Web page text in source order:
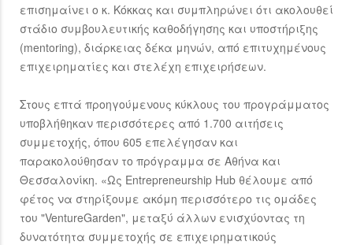
επισημαίνει ο κ. Κόκκας και συμπληρώνει ότι ακολουθεί
στάδιο συμβουλευτικής καθοδήγησης και υποστήριξης
(mentoring), διάρκειας δέκα μηνών, από επιτυχημένους
επιχειρηματίες και στελέχη επιχειρήσεων.
Στους επτά προηγούμενους κύκλους του προγράμματος
υποβλήθηκαν περισσότερες από 1.700 αιτήσεις
συμμετοχής, όπου 605 επελέγησαν και
παρακολούθησαν το πρόγραμμα σε Αθήνα και
Θεσσαλονίκη. «Ως Entrepreneurship Hub θέλουμε από
φέτος να στηρίξουμε ακόμη περισσότερο τις ομάδες
του "VentureGarden", μεταξύ άλλων ενισχύοντας τη
δυνατότητα συμμετοχής σε επιχειρηματικούς